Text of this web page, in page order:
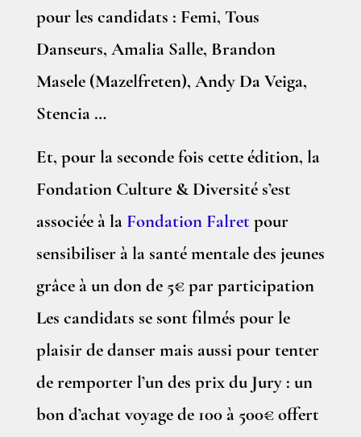
pour les candidats : Femi, Tous
Danseurs, Amalia Salle, Brandon
Masele (Mazelfreten), Andy Da Veiga,
Stencia …
Et, pour la seconde fois cette édition, la
Fondation Culture & Diversité s’est
associée à la Fondation Falretpour
sensibiliser à la santé mentale des jeunes
grâce à un don de 5€ par participation
Les candidats se sont filmés pour le
plaisir de danser mais aussi pour tenter
de remporter l’un des prix du Jury : un
bon d’achat voyage de 100 à 500€ offert